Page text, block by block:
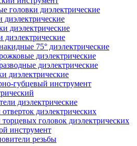
головки диэлектрические
диэлектрические
диэлектрические
диэлектрические
75° диэлектрические
диэлектрические
диэлектрические
диэлектрические
губцевый инструмент
диэлектрические
диэлектрических
головок диэлектрических
инструмент
резьбы